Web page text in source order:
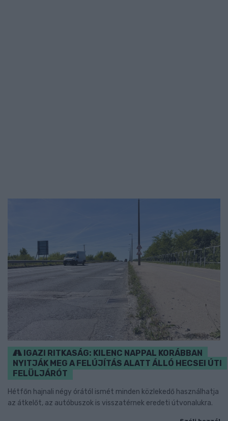
IGAZI RITKASÁG: KILENC NAPPAL KORÁBBAN
NYITJÁK MEG A FELÚJÍTÁS ALATT ÁLLÓ HECSEI ÚTI
FELÜLJÁRÓT
Hétfőn hajnali négy órától ismét minden közlekedő használhatja
az átkelőt, az autóbuszok is visszatérnek eredeti útvonalukra.